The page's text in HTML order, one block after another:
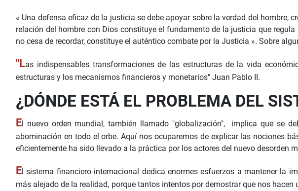
« Una defensa eficaz de la justicia se debe apoyar sobre la verdad del
relación del hombre con Dios constituye el fundamento de la justicia que
no cesa de recordar, constituye el auténtico combate por la Justicia ». Sobre
"Las indispensables transformaciones de las estructuras de la vida
estructuras y los mecanismos financieros y monetarios" Juan Pablo II.
¿DÓNDE ESTÁ EL PROBLEMA DEL
El nuevo orden mundial, también llamado "globalización", implica que se
abominación en todo el orbe. Aquí nos ocuparemos de explicar las nociones
eficientemente ha sido llevado a la práctica por los actores del nuevo desorden
El sistema financiero internacional dedica enormes esfuerzos a mantener la
más alejado de la realidad, porque tantos intentos por demostrar que nos